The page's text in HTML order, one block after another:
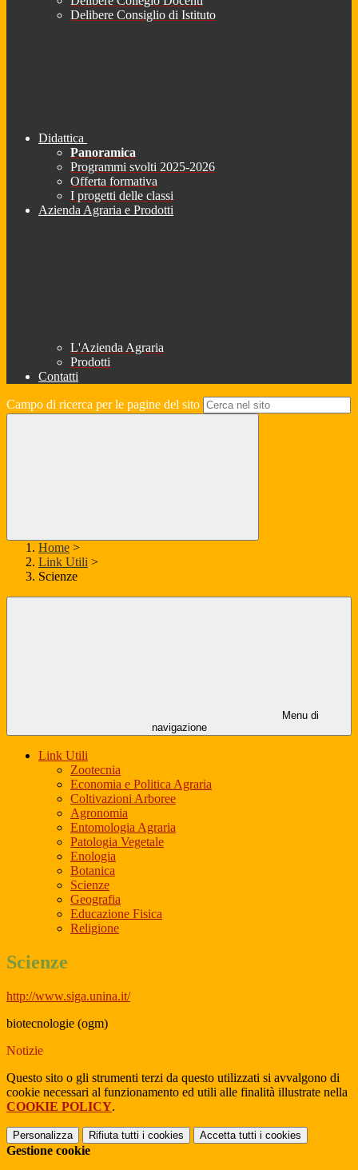
Delibere Consiglio di Istituto
Didattica
Panoramica
Programmi svolti 2025-2026
Offerta formativa
I progetti delle classi
Azienda Agraria e Prodotti
L'Azienda Agraria
Prodotti
Contatti
Campo di ricerca per le pagine del sito
Home >
Link Utili >
Scienze
Menu di
navigazione
Link Utili
Zootecnia
Economia e Politica Agraria
Coltivazioni Arboree
Agronomia
Entomologia Agraria
Patologia Vegetale
Enologia
Botanica
Scienze
Geografia
Educazione Fisica
Religione
Scienze
http://www.siga.unina.it/
biotecnologie (ogm)
Notizie
Questo sito o gli strumenti terzi da questo utilizzati si avvalgono di
cookie necessari al funzionamento ed utili alle finalità illustrate nella
COOKIE POLICY.
Personalizza Rifiuta tutti i cookies Accetta tutti i cookies
Gestione cookie